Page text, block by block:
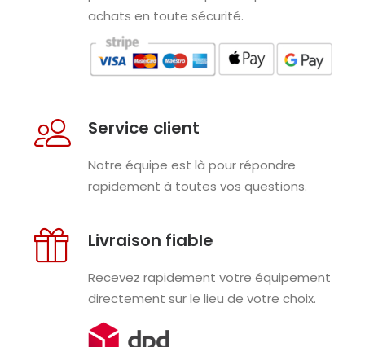
achats en toute sécurité.
Service client
Notre équipe est là pour répondre
rapidement à toutes vos questions.
Livraison fiable
Recevez rapidement votre équipement
directement sur le lieu de votre choix.